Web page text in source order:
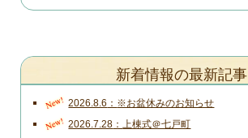
新着情報の最新記事
New! 2026.8.6 ※お盆休みのお知らせ
New! 2026.7.28 上棟式＠七戸町